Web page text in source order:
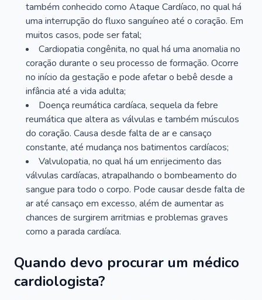
também conhecido como Ataque Cardíaco, no qual há
uma interrupção do fluxo sanguíneo até o coração. Em
muitos casos, pode ser fatal;
Cardiopatia congênita, no qual há uma anomalia no
coração durante o seu processo de formação. Ocorre
no início da gestação e pode afetar o bebê desde a
infância até a vida adulta;
Doença reumática cardíaca, sequela da febre
reumática que altera as válvulas e também músculos
do coração. Causa desde falta de ar e cansaço
constante, até mudança nos batimentos cardíacos;
Valvulopatia, no qual há um enrijecimento das
válvulas cardíacas, atrapalhando o bombeamento do
sangue para todo o corpo. Pode causar desde falta de
ar até cansaço em excesso, além de aumentar as
chances de surgirem arritmias e problemas graves
como a parada cardíaca.
Quando devo procurar um médico
cardiologista?